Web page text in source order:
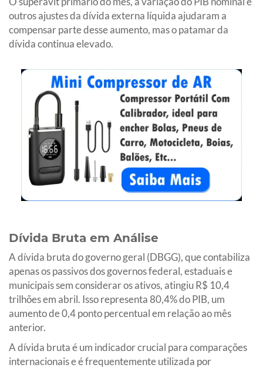
outros ajustes da dívida externa líquida ajudaram a
compensar parte desse aumento, mas o patamar da
dívida continua elevado.
Dívida Bruta em Análise
A dívida bruta do governo geral (DBGG), que contabiliza
apenas os passivos dos governos federal, estaduais e
municipais sem considerar os ativos, atingiu R$ 10,4
trilhões em abril. Isso representa 80,4% do PIB, um
aumento de 0,4 ponto percentual em relação ao mês
anterior.
A dívida bruta é um indicador crucial para comparações
internacionais e é frequentemente utilizada por